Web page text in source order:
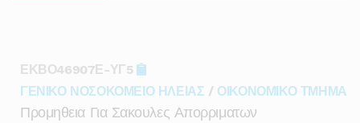
ΕΚΒΟ46907Ε-ΥΓ5
ΓΕΝΙΚΟ ΝΟΣΟΚΟΜΕΙΟ ΗΛΕΙΑΣ / ΟΙΚΟΝΟΜΙΚΟ ΤΜΗΜΑ
Προμηθεια Για Σακουλες Απορριματων